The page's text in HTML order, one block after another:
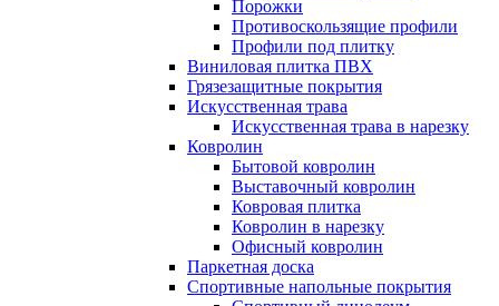
Порожки
Противоскользящие профили
Профили под плитку
Виниловая плитка ПВХ
Грязезащитные покрытия
Искусственная трава
Искусственная трава в нарезку
Ковролин
Бытовой ковролин
Выставочный ковролин
Ковровая плитка
Ковролин в нарезку
Офисный ковролин
Паркетная доска
Спортивные напольные покрытия